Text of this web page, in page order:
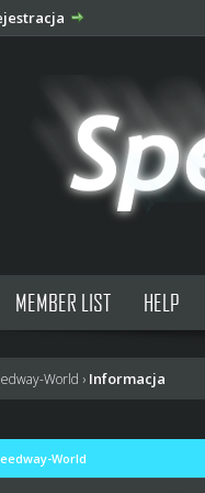
MEMBER LIST HELP
World › Informacja
World